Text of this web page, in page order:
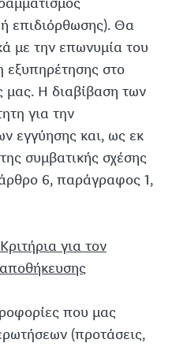
επιδιόρθωσης). Θα
με την επωνυμία του
εξυπηρέτησης στο
μας. Η διαβίβαση των
για την
εγγύησης και, ως εκ
συμβατικής σχέσης
6, παράγραφος 1,
για τον
που μας
(προτάσεις,